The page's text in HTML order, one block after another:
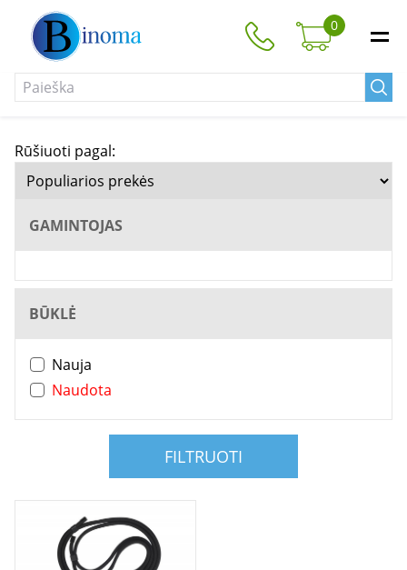
0
Rūšiuoti pagal:
GAMINTOJAS
BŪKLĖ
Nauja
Naudota
FILTRUOTI